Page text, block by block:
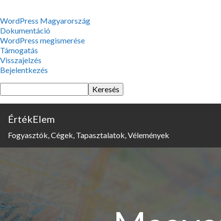
WordPress,
a
csodás
WordPress Magyarország
Dokumentáció
WordPress megismerése
Támogatás
Visszajelzés
Bejelentkezés
Keresés
ÉrtékElem
Fogyasztók, Cégek, Tapasztalatok, Vélemények